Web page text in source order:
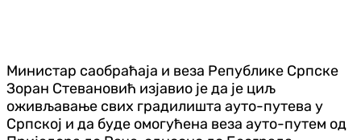
Министар саобраћаја и веза Републике Српске
Зоран Стевановић изјавио је да је циљ
оживљавање свих градилишта ауто-путева у
Српској и да буде омогућена веза ауто-путем од